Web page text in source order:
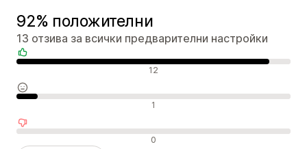
92% положителни
13 отзива за всички предварителни настройки
Положителни отзиви 12
Неутрални отзиви 1
Отрицателни отзиви 0